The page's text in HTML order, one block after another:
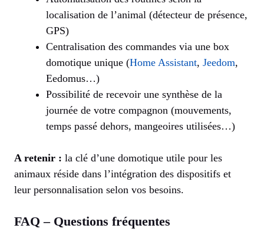
localisation de l’animal (détecteur de présence,
GPS)
Centralisation des commandes via une box
domotique unique (Home Assistant, Jeedom,
Eedomus…)
Possibilité de recevoir une synthèse de la
journée de votre compagnon (mouvements,
temps passé dehors, mangeoires utilisées…)
A retenir : la clé d’une domotique utile pour les
animaux réside dans l’intégration des dispositifs et
leur personnalisation selon vos besoins.
FAQ – Questions fréquentes